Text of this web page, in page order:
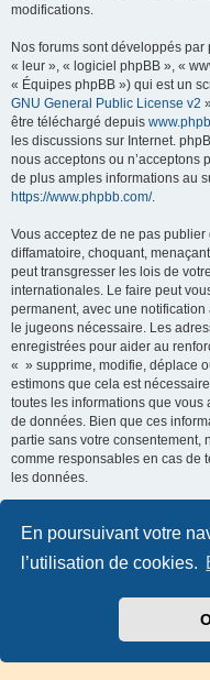
En poursuivant votre
l’utilisation de cookies.
modifications.
Nos forums sont développés
« leur », « logiciel phpBB », «
« Équipes phpBB ») qui est un
GNU General Public License v2
être téléchargé depuis
les discussions sur Internet.
nous acceptons ou n’acceptons
de plus amples informations au
https://www.phpbb.com/.
Vous acceptez de ne pas
diffamatoire, choquant,
peut transgresser les lois de
internationales. Le faire peut
permanent, avec une notification
le jugeons nécessaire. Les
enregistrées pour aider au
« » supprime, modifie, déplace
estimons que cela est
toutes les informations que vous
de données. Bien que ces
partie sans votre consentement,
comme responsables en cas de
les données.
Tout savoir sur les
Développé par